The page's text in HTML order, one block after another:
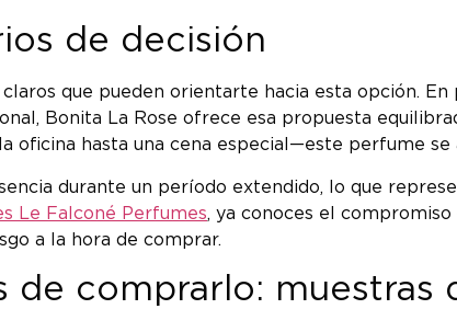
de decisión
que pueden orientarte hacia esta opción.
Bonita La Rose ofrece esa propuesta
hasta una cena especial—este perfume se
durante un período extendido, lo que
Le Falconé Perfumes, ya conoces el
a la hora de comprar.
de comprarlo: muestras